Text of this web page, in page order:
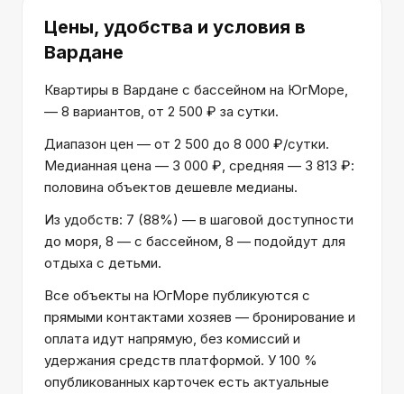
Цены, удобства и условия в
Вардане
Квартиры в Вардане с бассейном на ЮгМоре,
— 8 вариантов, от 2 500 ₽ за сутки.
Диапазон цен — от 2 500 до 8 000 ₽/сутки.
Медианная цена — 3 000 ₽, средняя — 3 813 ₽:
половина объектов дешевле медианы.
Из удобств: 7 (88%) — в шаговой доступности
до моря, 8 — с бассейном, 8 — подойдут для
отдыха с детьми.
Все объекты на ЮгМоре публикуются с
прямыми контактами хозяев — бронирование и
оплата идут напрямую, без комиссий и
удержания средств платформой. У 100 %
опубликованных карточек есть актуальные